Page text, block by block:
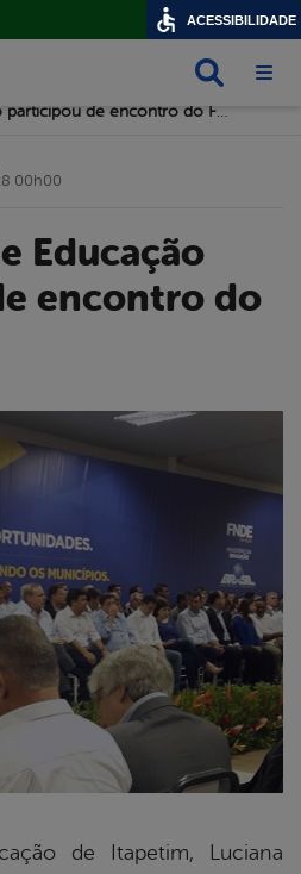
Secretária de Educação participou de encontro do FNDE
encontro do
00h00
de Itapetim, Luciana
ACESSIBILIDADE